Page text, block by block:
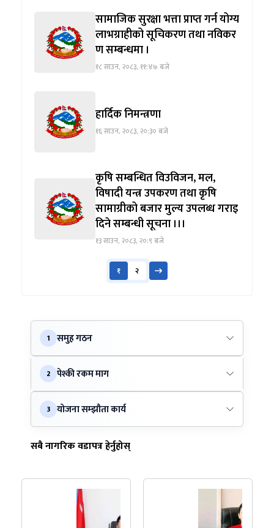
सामाजिक सुरक्षा भत्ता प्राप्त गर्न योग्य
लाभग्राहीको सूचिकरण तथा नविकर
ण सम्बन्धमा ।
१८ साउन, २०८३, ११:४७ बजे
हार्दिक निमन्त्रणा
१६ साउन, २०८३, २०:३० बजे
कृषि सम्बन्धित विउविजन, मल,
विषादी यन्त्र उपकरण तथा कृषि
सामाग्रीको बजार मुल्य उपलब्ध गराइ
दिने सम्बन्धी सूचना ।।।
१३ साउन, २०८३, २०:९ बजे
१ २
1 समुह गठन
2 पेश्की रकम माग
3 योजना सम्झौता कार्य
सबै नागरिक वडापत्र हेर्नुहोस्